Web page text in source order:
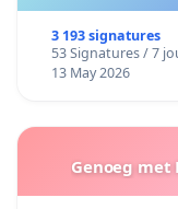
3 193 signatures
53 Signatures / 7
13 May 2026
Genoeg met